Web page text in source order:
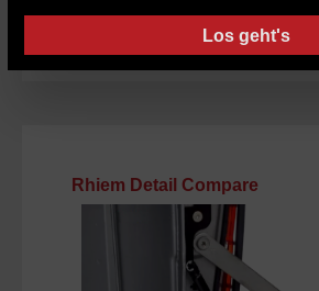
oder per E-mail:
Produktgalerie überspringen
Rhiem Detail Compare
Los geht's